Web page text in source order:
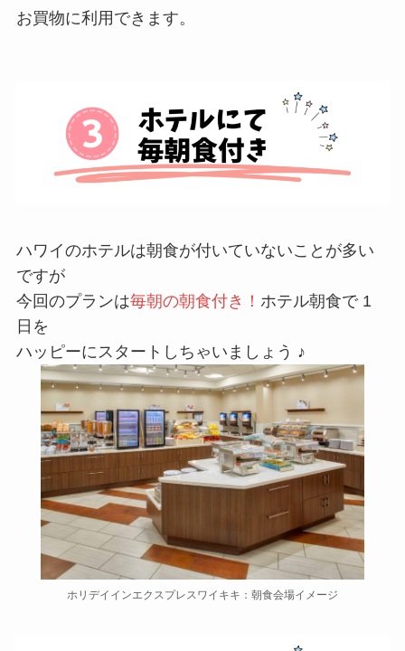
お買物に利用できます。
ハワイのホテルは朝食が付いていないことが多い
ですが
今回のプランは毎朝の朝食付き！ ホテル朝食で 1
日を
ハッピーにスタートしちゃいましょう ♪
ホリデイインエクスプレスワイキキ：朝食会場イメージ